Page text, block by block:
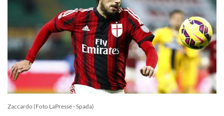
Zaccardo (Foto LaPresse - Spada)